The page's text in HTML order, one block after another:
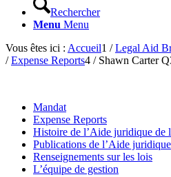
Rechercher
Menu Menu
Vous êtes ici : Accueil1 / Legal Aid
/ Expense Reports4 / Shawn Carter
Mandat
Expense Reports
Histoire de l’Aide juridique de
Publications de l’Aide juridique
Renseignements sur les lois
L’équipe de gestion